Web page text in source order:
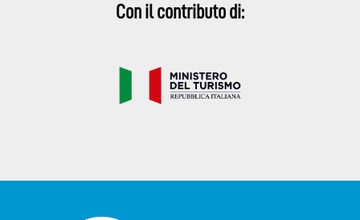
Con il contributo di: